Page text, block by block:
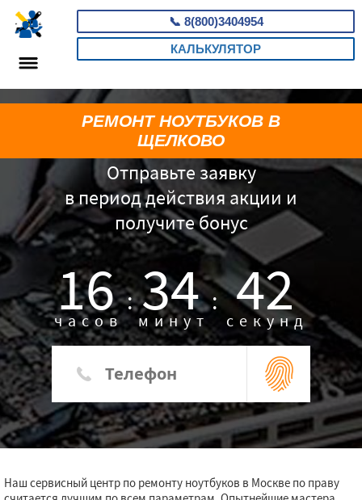
📞 8(800)3404954
КАЛЬКУЛЯТОР
Отправьте заявку
в период действия акции и
получите бонус
16 :
часов 34 :
минут 41
секунд
РЕМОНТ НОУТБУКОВ В
ЩЕЛКОВО
Наш сервисный центр по ремонту ноутбуков в Москве по праву